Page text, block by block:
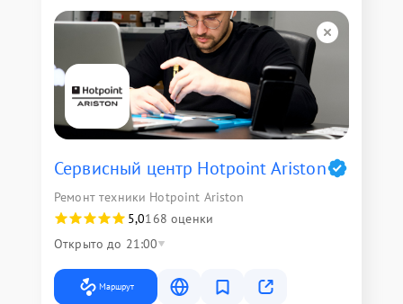
Сервисный центр Hotpoint Ariston
Ремонт техники Hotpoint Ariston
5,0168 оценки
Открыто до 21:00
Маршрут